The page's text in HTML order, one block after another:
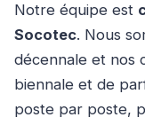
Notre équipe est
Socotec. Nous
décennale et nos
biennale et de
poste par poste,